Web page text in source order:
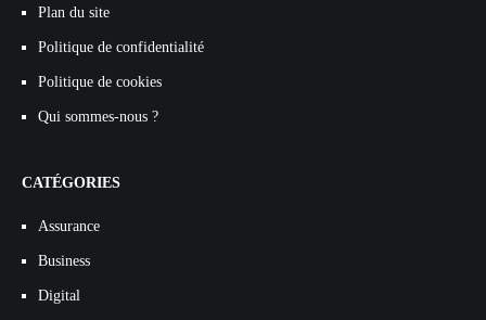
Plan du site
Politique de confidentialité
Politique de cookies
Qui sommes-nous ?
CATÉGORIES
Assurance
Business
Digital